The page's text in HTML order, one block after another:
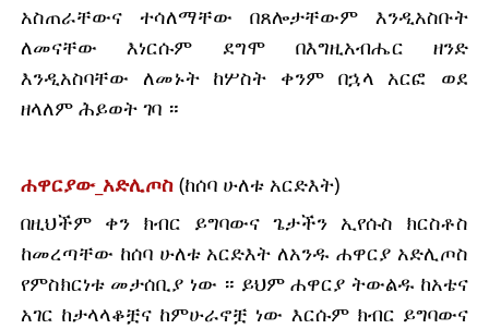
አስጠራቸውና ተሳለማቸው በጸሎታቸውም እንዲአስቡት
ለመናቸው እነርሱም ደግሞ በእግዚአብሔር ዘንድ
እንዲአስባቸው ለመኑት ከሦስት ቀንም በኋላ አርፎ ወደ
ዘላለም ሕይወት ገባ ።
ሐዋርያው_አድሊጦስ (ከሰባ ሁለቱ አርድእት)
በዚህችም ቀን ክብር ይግባውና ጌታችን ኢየሱስ ክርስቶስ
ከመረጣቸው ከሰባ ሁለቱ አርድእት ለአንዱ ሐዋርያ አድሊጦስ
የምስክርነቱ መታሰቢያ ነው ። ይህም ሐዋርያ ትውልዱ ከአቴና
አገር ከታላላቆቿና ከምሁራኖቿ ነው እርሱም ክብር ይግባውና